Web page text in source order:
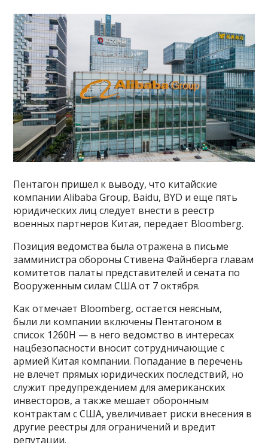
Пентагон пришел к выводу, что китайские
компании Alibaba Group, Baidu, BYD и еще пять
юридических лиц следует внести в реестр
военных партнеров Китая, передает Bloomberg.
Позиция ведомства была отражена в письме
замминистра обороны Стивена Файнберга главам
комитетов палаты представителей и сената по
Вооруженным силам США от 7 октября.
Как отмечает Bloomberg, остается неясным,
были ли компании включены Пентагоном в
список 1260H — в него ведомство в интересах
нацбезопасности вносит сотрудничающие с
армией Китая компании. Попадание в перечень
не влечет прямых юридических последствий, но
служит предупреждением для американских
инвесторов, а также мешает оборонным
контрактам с США, увеличивает риски внесения в
другие реестры для ограничений и вредит
репутации.